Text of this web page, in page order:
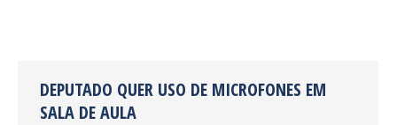
DEPUTADO QUER USO DE MICROFONES EM
SALA DE AULA